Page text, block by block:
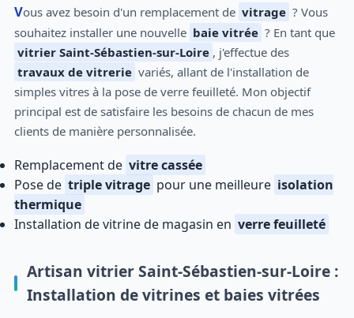
Vous avez besoin d'un remplacement de vitrage ? Vous
souhaitez installer une nouvelle baie vitrée ? En tant que
vitrier Saint-Sébastien-sur-Loire , j'effectue des
travaux de vitrerie variés, allant de l'installation de
simples vitres à la pose de verre feuilleté. Mon objectif
principal est de satisfaire les besoins de chacun de mes
clients de manière personnalisée.
Remplacement de vitre cassée
Pose de triple vitrage pour une meilleure isolation
thermique
Installation de vitrine de magasin en verre feuilleté
Artisan vitrier Saint-Sébastien-sur-Loire :
Installation de vitrines et baies vitrées